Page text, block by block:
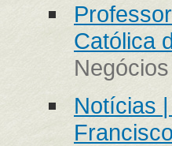
Católica
Negócios
Notícias